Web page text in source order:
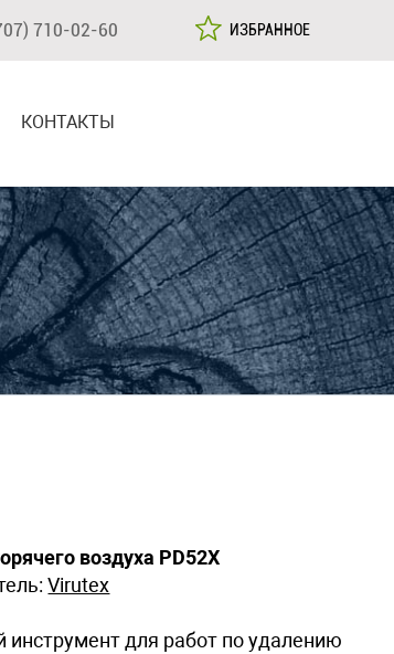
710-02-60 ИЗБРАННОЕ
КОНТАКТЫ
воздуха PD52X
Virutex
для работ по удалению